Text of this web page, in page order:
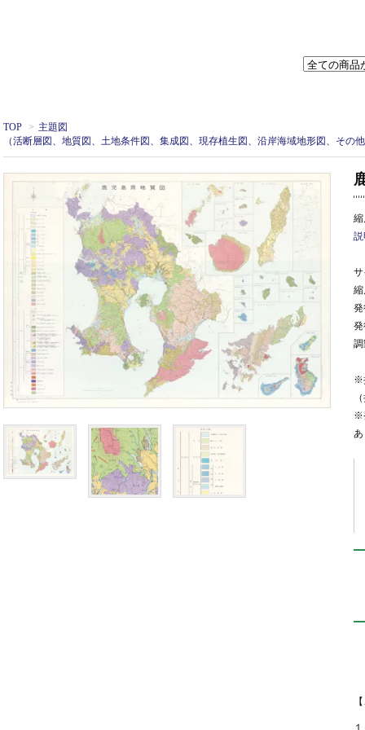
TOP > 主題図
（活断層図、地質図、土地条件図、集成図、現存植生図、沿岸海域地形図、その
縮
サ
縮
発
※
※